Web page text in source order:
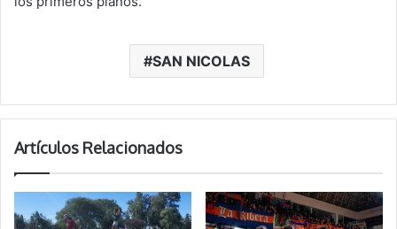
SAN NICOLAS
Artículos Relacionados